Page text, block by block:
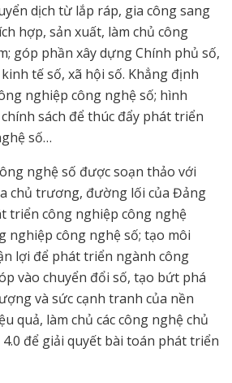
dịch từ lắp ráp, gia công sang
hợp, sản xuất, làm chủ công
góp phần xây dựng Chính phủ số,
tế số, xã hội số. Khẳng định
nghiệp công nghệ số; hình
sách để thúc đẩy phát triển
số…
nghệ số được soạn thảo với
chủ trương, đường lối của Đảng
triển công nghiệp công nghệ
nghiệp công nghệ số; tạo môi
lợi để phát triển ngành công
vào chuyển đổi số, tạo bứt phá
và sức cạnh tranh của nền
quả, làm chủ các công nghệ chủ
4.0 để giải quyết bài toán phát triển